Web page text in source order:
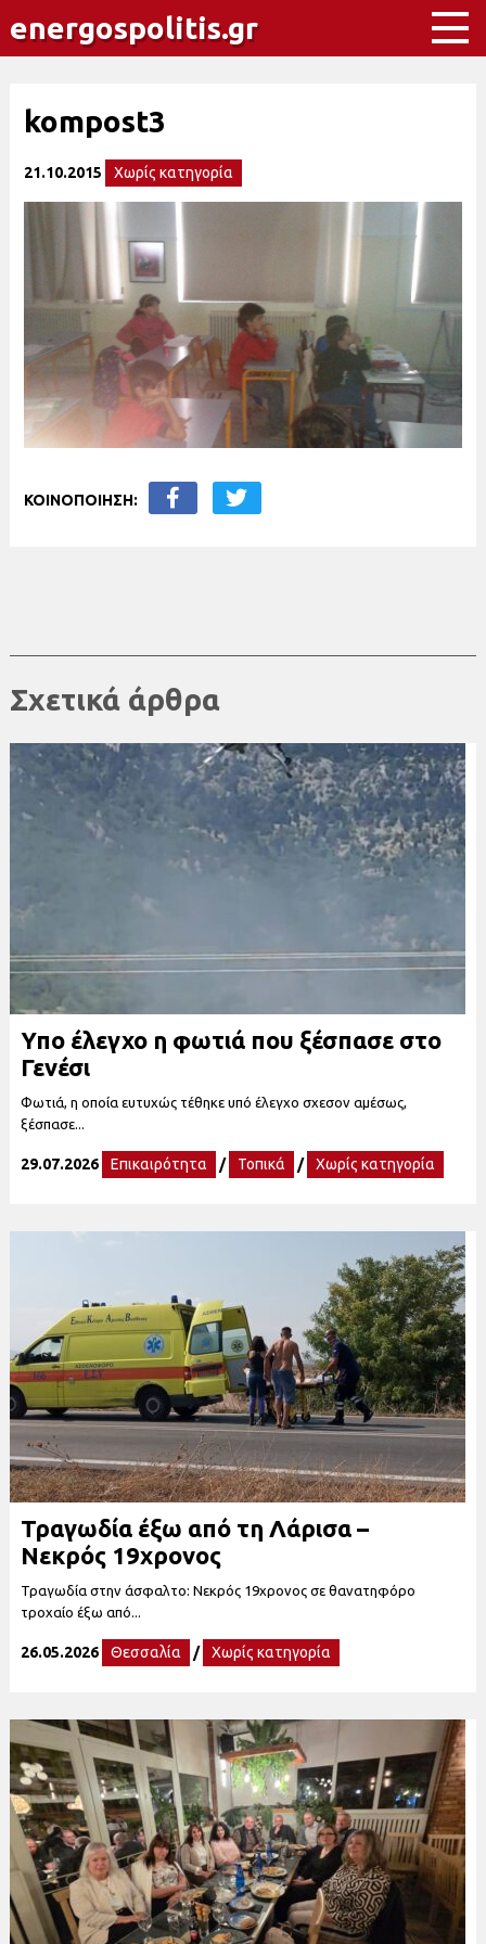
energospolitis.gr
kompost3
21.10.2015 Χωρίς κατηγορία
ΚΟΙΝΟΠΟΙΗΣΗ:
Σχετικά άρθρα
Υπο έλεγχο η φωτιά που ξέσπασε στο
Γενέσι
Φωτιά, η οποία ευτυχώς τέθηκε υπό έλεγχο σχεσον αμέσως,
ξέσπασε...
29.07.2026 Επικαιρότητα / Τοπικά / Χωρίς κατηγορία
Τραγωδία έξω από τη Λάρισα –
Νεκρός 19χρονος
Τραγωδία στην άσφαλτο: Νεκρός 19χρονος σε θανατηφόρο
τροχαίο έξω από...
26.05.2026 Θεσσαλία / Χωρίς κατηγορία